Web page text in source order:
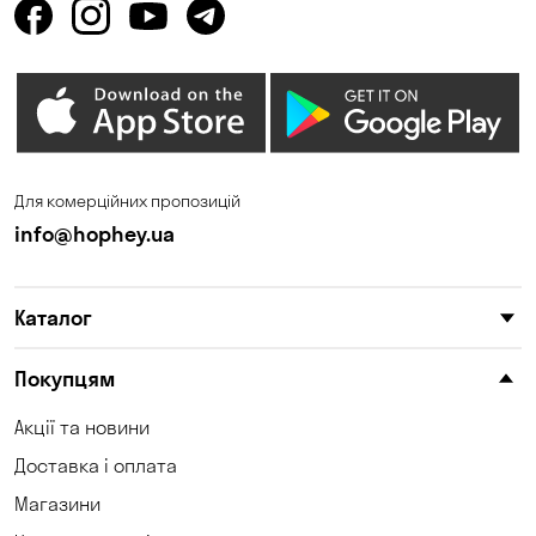
Піщанка Сонячне
Софіївська Борщагівка Сухий Лиман
Таїрове
Хотів
Для комерційних пропозицій
info@hophey.ua
Каталог
Покупцям
Акції та новини
Доставка і оплата
Магазини